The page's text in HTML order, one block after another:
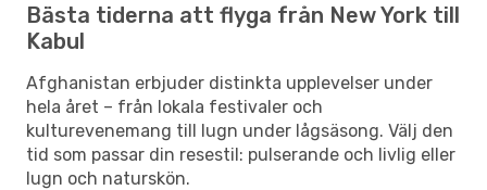
Bästa tiderna att flyga från New York till
Kabul
Afghanistan erbjuder distinkta upplevelser under
hela året – från lokala festivaler och
kulturevenemang till lugn under lågsäsong. Välj den
tid som passar din resestil: pulserande och livlig eller
lugn och naturskön.